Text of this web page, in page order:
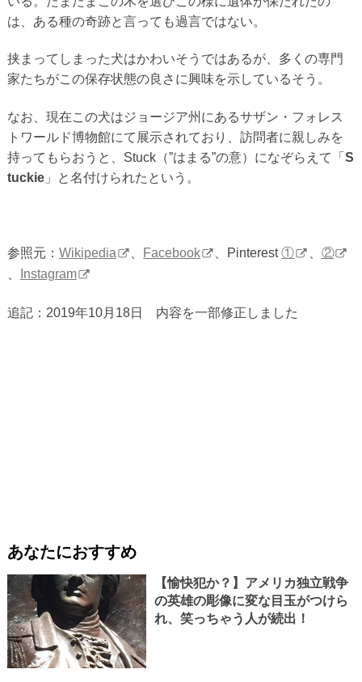
は、ある種の奇跡と言っても過言ではない。
挟まってしまった犬はかわいそうではあるが、多くの専門
家たちがこの保存状態の良さに興味を示しているそう。
なお、現在この犬はジョージア州にあるサザン・フォレス
トワールド博物館にて展示されており、訪問者に親しみを
持ってもらおうと、Stuck（”はまる”の意）になぞらえて「 S
tuckie」と名付けられたという。
参照元： Wikipedia Facebook 、Pinterest①
②
Instagram
追記：2019年10月18日 内容を一部修正しました
あなたにおすすめ
【愉快犯か？】アメリカ独立戦争
の英雄の彫像に変な目玉がつけら
れ、笑っちゃう人が続出！